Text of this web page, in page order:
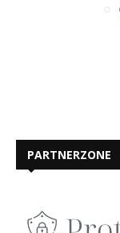
PARTNERZONE